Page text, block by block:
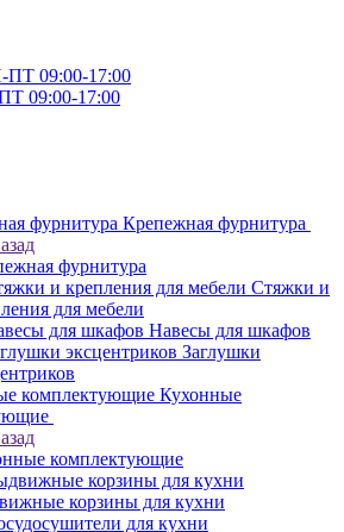
09:00-17:00
09:00-17:00
Крепежная фурнитура
фурнитура
Стяжки и
для мебели
Навесы для шкафов
Заглушки
Кухонные
комплектующие
корзины для кухни